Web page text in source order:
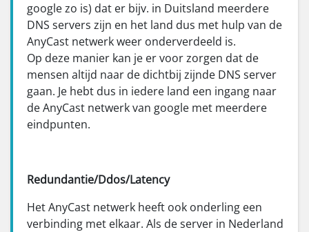
google zo is) dat er bijv. in Duitsland meerdere
DNS servers zijn en het land dus met hulp van de
AnyCast netwerk weer onderverdeeld is.
Op deze manier kan je er voor zorgen dat de
mensen altijd naar de dichtbij zijnde DNS server
gaan. Je hebt dus in iedere land een ingang naar
de AnyCast netwerk van google met meerdere
eindpunten.
Redundantie/Ddos/Latency
Het AnyCast netwerk heeft ook onderling een
verbinding met elkaar. Als de server in Nederland